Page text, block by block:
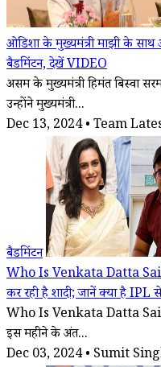
ओडिशा के मुख्यमंत्री माझी के
बैडमिंटन, देखें VIDEO
असम के मुख्यमंत्री हिमंत बिस्वा
उन्होंने मुख्यमंत्री...
Dec 13, 2024 • Team
बैडमिंटन
Who Is Venkata Datta Sai?
कर रही है शादी; जानें क्या है
Who Is Venkata Datta Sai?
इस महीने के अंत...
Dec 03, 2024 • Sumit